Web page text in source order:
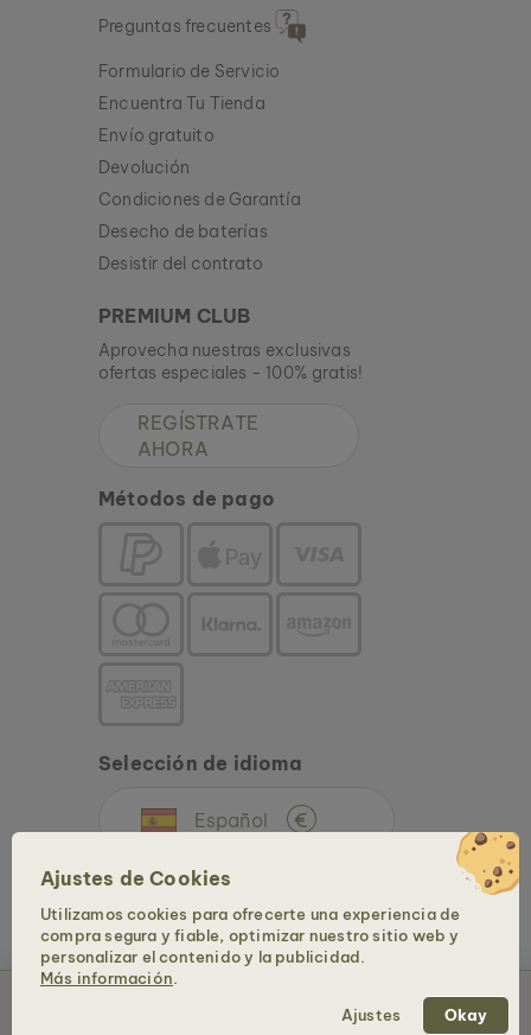
Ajustes de Cookies
Utilizamos cookies para ofrecerte una experiencia de
compra segura y fiable, optimizar nuestro sitio web y
personalizar el contenido y la publicidad.
Más información
Ajustes
Okay
Preguntas frecuentes
Formulario de Servicio
Encuentra Tu Tienda
Envío gratuito
Devolución
Condiciones de Garantía
Desecho de baterías
Desistir del contrato
PREMIUM CLUB
Aprovecha nuestras exclusivas
ofertas especiales - 100% gratis!
REGÍSTRATE
AHORA
Métodos de pago
Selección de idioma
Español €
Copyright © 2026 Holzkern - una marca de Time for Nature GmbH. Todos los